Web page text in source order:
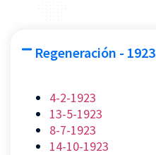
Regeneración - 1923
4-2-1923
13-5-1923
8-7-1923
14-10-1923